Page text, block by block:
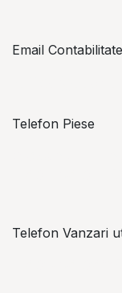
Email Contabilitate
Telefon
Telefon Vanzari